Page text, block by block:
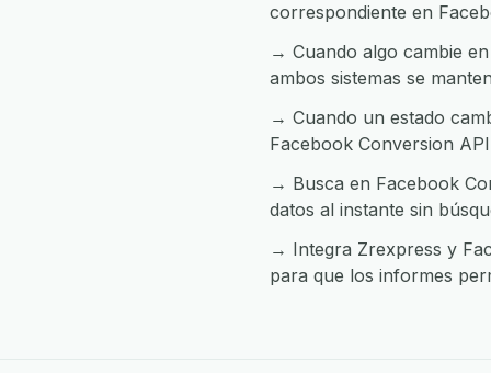
correspondiente en
→ Cuando algo cambie
ambos sistemas se
→ Cuando un estado
Facebook Conversion
→ Busca en Facebook
datos al instante sin
→ Integra Zrexpress y
para que los informes